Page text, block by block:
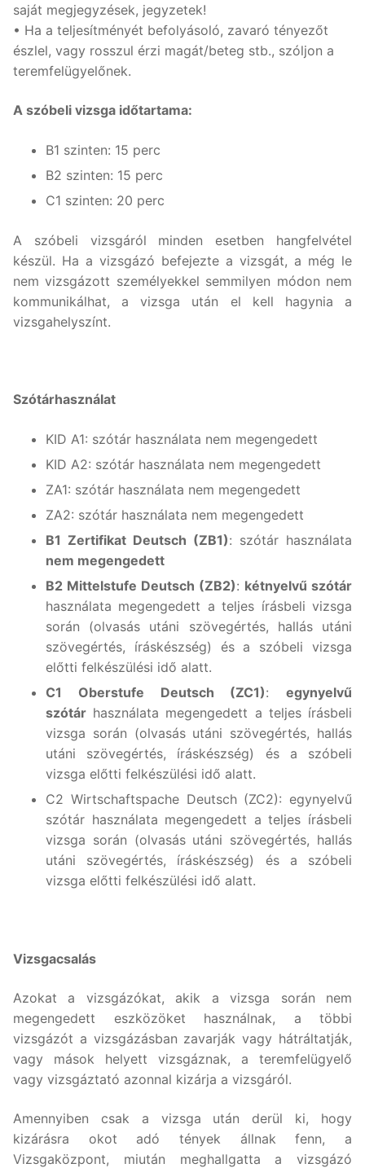
saját megjegyzések, jegyzetek!
• Ha a teljesítményét befolyásoló, zavaró tényezőt
észlel, vagy rosszul érzi magát/beteg stb., szóljon a
teremfelügyelőnek.
A szóbeli vizsga időtartama:
B1 szinten: 15 perc
B2 szinten: 15 perc
C1 szinten: 20 perc
A szóbeli vizsgáról minden esetben hangfelvétel
készül. Ha a vizsgázó befejezte a vizsgát, a még le
nem vizsgázott személyekkel semmilyen módon nem
kommunikálhat, a vizsga után el kell hagynia a
vizsgahelyszínt.
Szótárhasználat
KID A1: szótár használata nem megengedett
KID A2: szótár használata nem megengedett
ZA1: szótár használata nem megengedett
ZA2: szótár használata nem megengedett
B1 Zertifikat Deutsch (ZB1): szótár használata
nem megengedett
B2 Mittelstufe Deutsch (ZB2): kétnyelvű szótár
használata megengedett a teljes írásbeli vizsga
során (olvasás utáni szövegértés, hallás utáni
szövegértés, íráskészség) és a szóbeli vizsga
előtti felkészülési idő alatt.
C1 Oberstufe Deutsch (ZC1): egynyelvű
szótár használata megengedett a teljes írásbeli
vizsga során (olvasás utáni szövegértés, hallás
utáni szövegértés, íráskészség) és a szóbeli
vizsga előtti felkészülési idő alatt.
C2 Wirtschaftspache Deutsch (ZC2): egynyelvű
szótár használata megengedett a teljes írásbeli
vizsga során (olvasás utáni szövegértés, hallás
utáni szövegértés, íráskészség) és a szóbeli
vizsga előtti felkészülési idő alatt.
Vizsgacsalás
Azokat a vizsgázókat, akik a vizsga során nem
megengedett eszközöket használnak, a többi
vizsgázót a vizsgázásban zavarják vagy hátráltatják,
vagy mások helyett vizsgáznak, a teremfelügyelő
vagy vizsgáztató azonnal kizárja a vizsgáról.
Amennyiben csak a vizsga után derül ki, hogy
kizárásra okot adó tények állnak fenn, a
Vizsgaközpont, miután meghallgatta a vizsgázó